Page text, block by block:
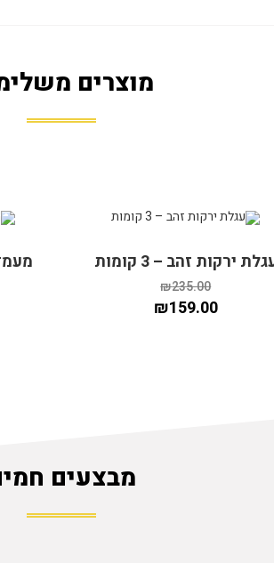
מוצרים
מבצע!ירקות זהב – 3 קומות
₪235.00
₪159.00
מעמד
מבצעים